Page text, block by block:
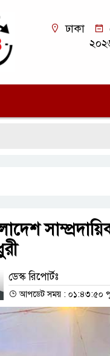
ঢাকা
ডেস্ক রিপোর্টঃ
আপডেট সময় : ০১:৪৩:৫০